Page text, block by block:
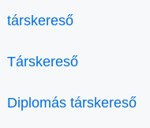
társkereső
Társkereső
Diplomás társkereső